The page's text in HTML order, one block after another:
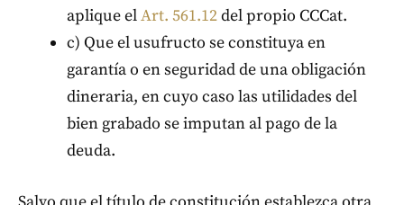
aplique elArt. 561.12del propio CCCat.
c) Que el usufructo se constituya en
garantía o en seguridad de una obligación
dineraria, en cuyo caso las utilidades del
bien grabado se imputan al pago de la
deuda.